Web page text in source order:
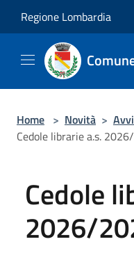
Regione Lombardia
Home > Novità >
Cedole librarie a.s.
Cedole
2026/